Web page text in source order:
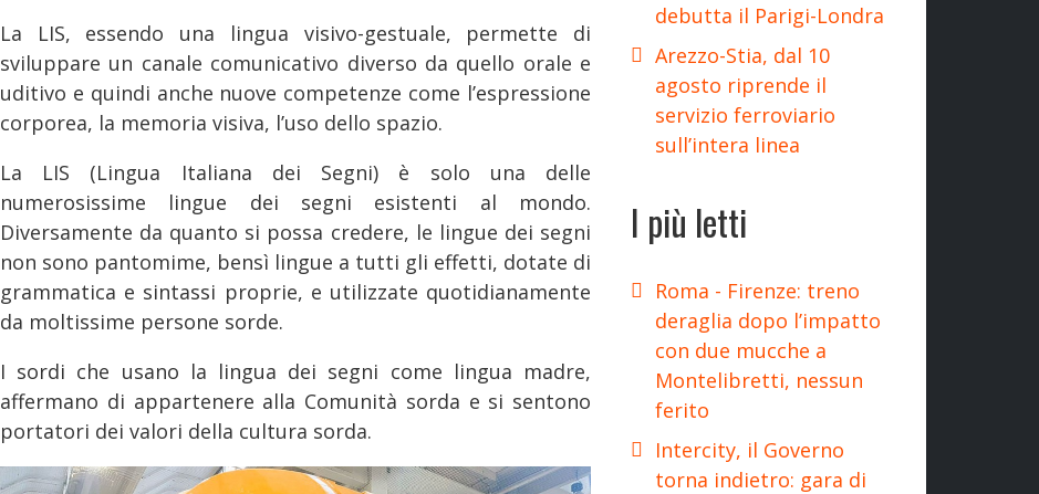
La LIS, essendo una lingua visivo-gestuale, permette di
sviluppare un canale comunicativo diverso da quello orale e
uditivo e quindi anche nuove competenze come l’espressione
corporea, la memoria visiva, l’uso dello spazio.
La LIS (Lingua Italiana dei Segni) è solo una delle
numerosissime lingue dei segni esistenti al mondo.
Diversamente da quanto si possa credere, le lingue dei segni
non sono pantomime, bensì lingue a tutti gli effetti, dotate di
grammatica e sintassi proprie, e utilizzate quotidianamente
da moltissime persone sorde.
I sordi che usano la lingua dei segni come lingua madre,
affermano di appartenere alla Comunità sorda e si sentono
portatori dei valori della cultura sorda.
debutta il Parigi-Londra
Arezzo-Stia, dal 10
agosto riprende il
servizio ferroviario
sull’intera linea
I più letti
Roma - Firenze: treno
deraglia dopo l’impatto
con due mucche a
Montelibretti, nessun
ferito
Intercity, il Governo
torna indietro: gara di